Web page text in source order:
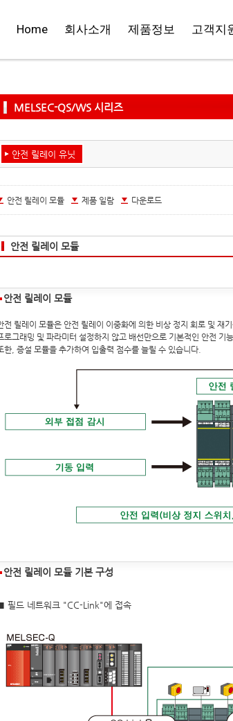
Home 회사소개 제품정보 고객지
MELSEC-QS/WS 시리즈
안전 릴레이 유닛
안전 릴레이 모듈 제품 일람 다운로드
안전 릴레이 모듈
안전 릴레이 모듈
전 릴레이 모듈은 안전 릴레이 이중화에 의한 비상 정지 회로 및 재
로그래밍 및 파라미터 설정하지 않고 배선만으로 기본적인 안전 기
한, 증설 모듈을 추가하여 입출력 점수를 늘릴 수 있습니다.
안전 릴레이 모듈 기본 구성
필드 네트워크 "CC-Link"에 접속